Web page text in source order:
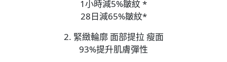
1小時減5%皺紋 *
28日減65%皺紋*
2. 緊緻輪廓 面部提拉 瘦面
93%提升肌膚彈性